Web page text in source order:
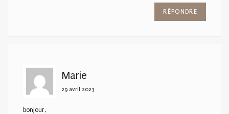
RÉPONDRE
Marie
29 avril 2023
bonjour,